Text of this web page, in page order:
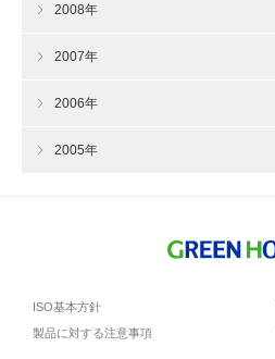
2008年
2007年
2006年
2005年
ISO基本方針
製品に対する注意事項